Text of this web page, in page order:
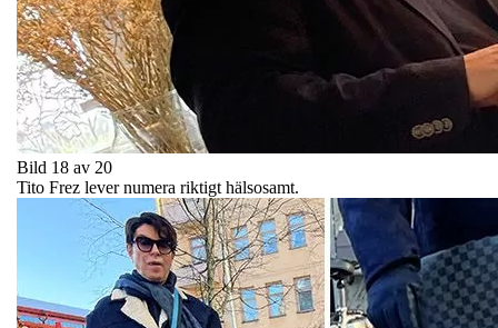
Bild 18 av 20
Tito Frez lever numera riktigt hälsosamt.